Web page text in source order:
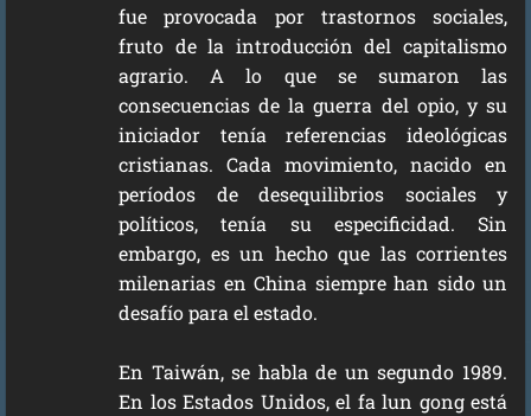
fue provocada por trastornos sociales,
fruto de la introducción del capitalismo
agrario. A lo que se sumaron las
consecuencias de la guerra del opio, y su
iniciador tenía referencias ideológicas
cristianas. Cada movimiento, nacido en
períodos de desequilibrios sociales y
políticos, tenía su especificidad. Sin
embargo, es un hecho que las corrientes
milenarias en China siempre han sido un
desafío para el estado.
En Taiwán, se habla de un segundo 1989.
En los Estados Unidos, el fa lun gong está